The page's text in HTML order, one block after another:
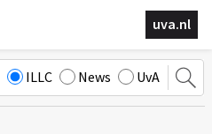
uva.nl
ILLC News UvA